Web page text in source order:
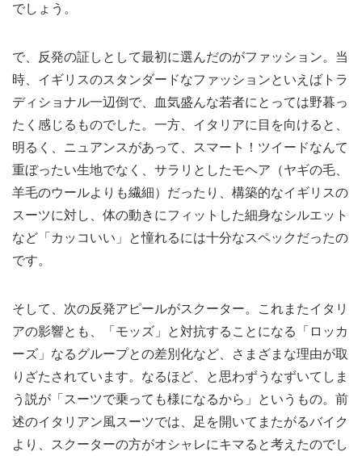
でしょう。
で、反発の証しとして最初に選んだのがファッション。当
時、イギリスのスタンダードなファッションといえばトラ
ディショナル一辺倒で、血気盛んな若者にとっては野暮っ
たく感じるものでした。一方、イタリアに目を向けると、
明るく、ニュアンスがあって、スマート！ツイードなんて
重ぼったい生地でなく、サラリとしたモヘア（ヤギの毛、
羊毛のウールよりも繊細）だったり、構築的なイギリスの
スーツに対し、体の動きにフィットした細身なシルエット
など「カッコいい」と憧れるには十分なスペックだったの
です。
そして、次の反発アピールがスクーター。これまたイタリ
アの影響とも、「モッズ」と対抗することになる「ロッカ
ーズ」なるグループとの差別化など、さまざまな理由が取
りざたされています。なるほど、と思わずうなずいてしま
う説が「スーツで乗っても様になるから」というもの。前
述のイタリアン風スーツでは、足を開いてまたがるバイク
より、スクーターの方がオシャレにキマると考えたのでし